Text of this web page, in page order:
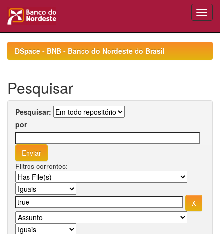
navigationDSpace - BNB - Banco do Nordeste do Brasil
Pesquisar
Pesquisar:
por
Filtros correntes: